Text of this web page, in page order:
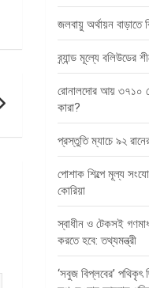
জলবায়ু অর্থায়ন বাড়াতে
ব্র্যান্ড মূল্যে বলিউডের
রোনালদোর আয় ৩৭১০
কারা?
প্রস্তুতি ম্যাচে ৯২
পোশাক শিল্পে মূল্য
কোরিয়া
স্বাধীন ও টেকসই
করতে হবে: তথ্যমন্ত্রী
‘সবুজ বিপ্লবের’